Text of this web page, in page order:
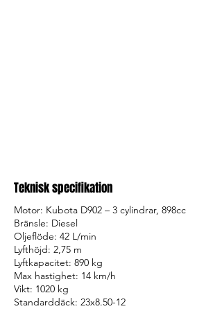
Teknisk specifikation
Motor: Kubota D902 – 3 cylindrar, 898cc
Bränsle: Diesel
Oljeflöde: 42 L/min
Lyfthöjd: 2,75 m
Lyftkapacitet: 890 kg
Max hastighet: 14 km/h
Vikt: 1020 kg
Standarddäck: 23x8.50-12